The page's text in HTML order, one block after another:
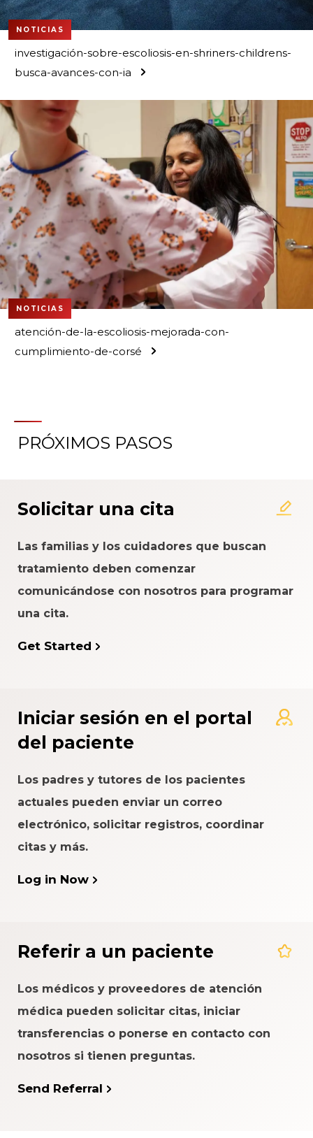
NOTICIAS
investigación-sobre-escoliosis-en-shriners-childrens-
busca-avances-con-ia
NOTICIAS
atención-de-la-escoliosis-mejorada-con-
cumplimiento-de-corsé
PRÓXIMOS PASOS
Solicitar una cita
Las familias y los cuidadores que buscan
tratamiento deben comenzar
comunicándose con nosotros para programar
una cita.
Get Started
Iniciar sesión en el portal
del paciente
Los padres y tutores de los pacientes
actuales pueden enviar un correo
electrónico, solicitar registros, coordinar
citas y más.
Log in Now
Referir a un paciente
Los médicos y proveedores de atención
médica pueden solicitar citas, iniciar
transferencias o ponerse en contacto con
nosotros si tienen preguntas.
Send Referral